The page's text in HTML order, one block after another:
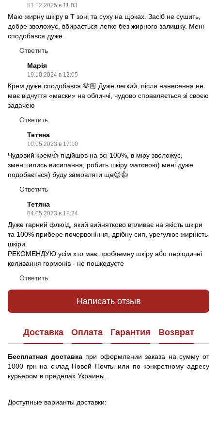
01.12.2025 в 11:03
Маю жирну шкіру в Т зоні та суху на щоках. Засіб не сушить,
добре зволожує, вбирається легко без жирного залишку. Мені
сподобався дуже.
Ответить
Марія
19.10.2024 в 12:05
Крем дуже сподобався 🫶🏼 Дуже легкий, після нанесення не
має відчуття «маски» на обличчі, чудово справляється зі своєю
задачею
Ответить
Тетяна
10.05.2023 в 17:10
Чудовий крем👍 підійшов на всі 100%, в міру зволожує,
зменшились висипання, робить шкіру матовою) мені дуже
подобається) буду замовляти ще😊👍
Ответить
Тетяна
04.05.2023 в 18:24
Дуже гарний флюід, який вийнятково впливає на якість шкіри
та 100% прибере почервоніння, дрібну сип, урегулює жирність
шкіри.
РЕКОМЕНДУЮ усім хто має проблемну шкіру або періодичні
коливання гормонів - не пошкодуєте
Ответить
Написать отзыв
Доставка Оплата Гарантия Возврат
Бесплатная доставка при оформлении заказа на сумму от
1000 грн на склад Новой Почты или по конкретному адресу
курьером в пределах Украины.
Доступные варианты доставки: